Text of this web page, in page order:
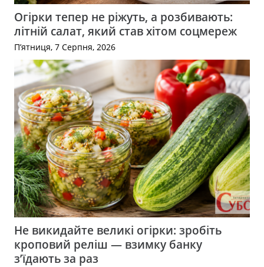
Огірки тепер не ріжуть, а розбивають:
літній салат, який став хітом соцмереж
П’ятниця, 7 Серпня, 2026
Не викидайте великі огірки: зробіть
кроповий реліш — взимку банку
з’їдають за раз